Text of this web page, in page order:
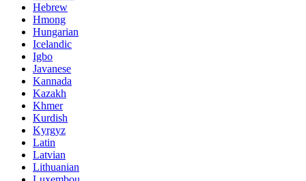
Hebrew
Hmong
Hungarian
Icelandic
Igbo
Javanese
Kannada
Kazakh
Khmer
Kurdish
Kyrgyz
Latin
Latvian
Lithuanian